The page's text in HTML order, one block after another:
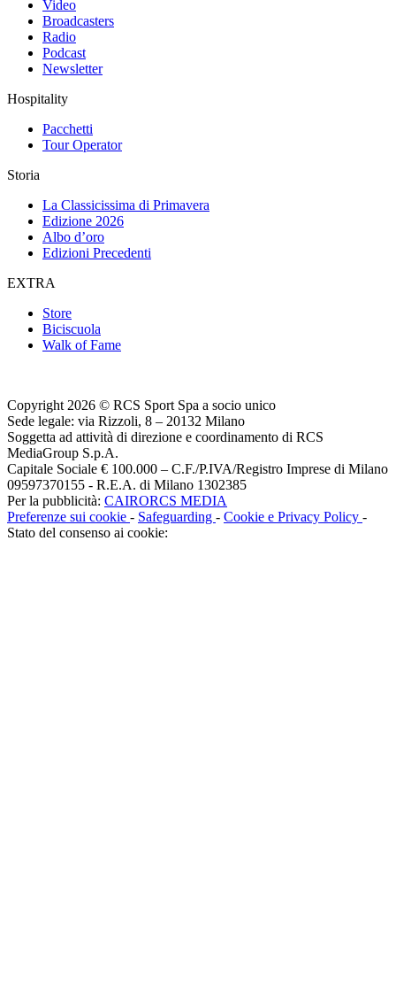
Video
Broadcasters
Radio
Podcast
Newsletter
Hospitality
Pacchetti
Tour Operator
Storia
La Classicissima di Primavera
Edizione 2026
Albo d’oro
Edizioni Precedenti
EXTRA
Store
Biciscuola
Walk of Fame
Copyright 2026 © RCS Sport Spa a socio unico
Sede legale: via Rizzoli, 8 – 20132 Milano
Soggetta ad attività di direzione e coordinamento di RCS
MediaGroup S.p.A.
Capitale Sociale € 100.000 – C.F./P.IVA/Registro Imprese di Milano
09597370155 - R.E.A. di Milano 1302385
Per la pubblicità: CAIRORCS MEDIA
Preferenze sui cookie - Safeguarding - Cookie e Privacy Policy -
Stato del consenso ai cookie: